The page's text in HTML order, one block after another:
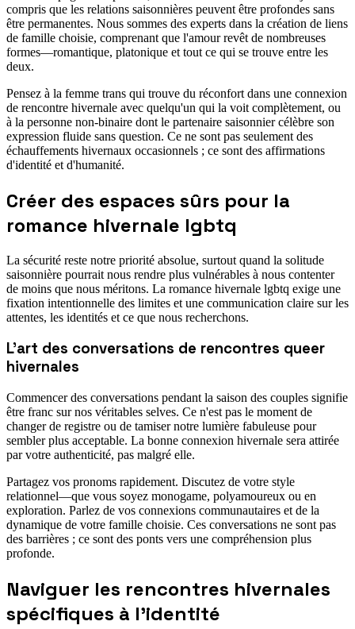
compris que les relations saisonnières peuvent être profondes sans
être permanentes. Nous sommes des experts dans la création de liens
de famille choisie, comprenant que l'amour revêt de nombreuses
formes—romantique, platonique et tout ce qui se trouve entre les
deux.
Pensez à la femme trans qui trouve du réconfort dans une connexion
de rencontre hivernale avec quelqu'un qui la voit complètement, ou
à la personne non-binaire dont le partenaire saisonnier célèbre son
expression fluide sans question. Ce ne sont pas seulement des
échauffements hivernaux occasionnels ; ce sont des affirmations
d'identité et d'humanité.
Créer des espaces sûrs pour la
romance hivernale lgbtq
La sécurité reste notre priorité absolue, surtout quand la solitude
saisonnière pourrait nous rendre plus vulnérables à nous contenter
de moins que nous méritons. La romance hivernale lgbtq exige une
fixation intentionnelle des limites et une communication claire sur les
attentes, les identités et ce que nous recherchons.
L'art des conversations de rencontres queer
hivernales
Commencer des conversations pendant la saison des couples signifie
être franc sur nos véritables selves. Ce n'est pas le moment de
changer de registre ou de tamiser notre lumière fabuleuse pour
sembler plus acceptable. La bonne connexion hivernale sera attirée
par votre authenticité, pas malgré elle.
Partagez vos pronoms rapidement. Discutez de votre style
relationnel—que vous soyez monogame, polyamoureux ou en
exploration. Parlez de vos connexions communautaires et de la
dynamique de votre famille choisie. Ces conversations ne sont pas
des barrières ; ce sont des ponts vers une compréhension plus
profonde.
Naviguer les rencontres hivernales
spécifiques à l'identité